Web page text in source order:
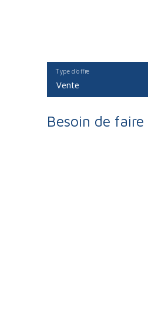
Vente
Type d'offre
Besoin de faire